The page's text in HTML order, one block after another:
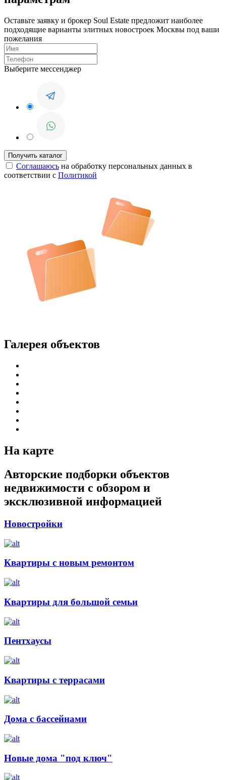
Оставьте заявку и брокер Soul Estate предложит наиболее
подходящие варианты элитных новостроек Москвы под ваши
пожелания
Выберите мессенджер
Соглашаюсь на обработку персональных данных в
соответствии с Политикой
Галерея объектов
На карте
Авторские подборки объектов
недвижимости с обзором и
эксклюзивной информацией
Новостройки
Квартиры с новым ремонтом
Квартиры для большой семьи
Пентхаусы
Квартиры с террасами
Дома с бассейнами
Новые дома "под ключ"